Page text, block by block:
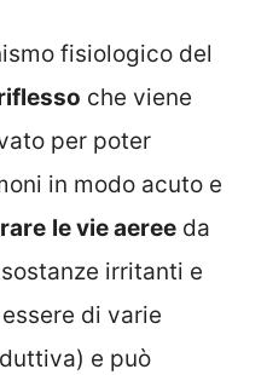
fisiologico del
che viene
per poter
in modo acuto e
le vie aeree da
irritanti e
di varie
e può